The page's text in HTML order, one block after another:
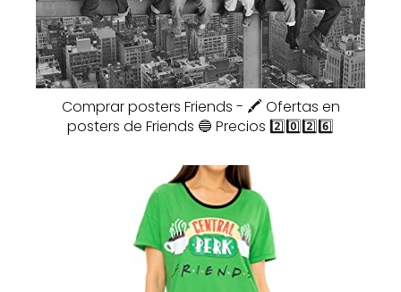
Comprar posters Friends - 🖍️ Ofertas en
posters de Friends 🔵 Precios 2️⃣0️⃣2️⃣6️⃣